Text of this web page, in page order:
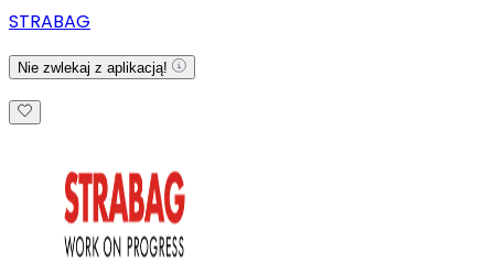
STRABAG
Nie zwlekaj z aplikacją!